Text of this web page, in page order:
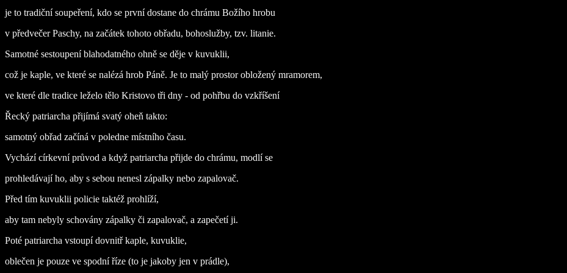
je to tradiční soupeření, kdo se první dostane do chrámu Božího hrobu
v předvečer Paschy, na začátek tohoto obřadu, bohoslužby, tzv. litanie.
Samotné sestoupení blahodatného ohně se děje v kuvuklii,
což je kaple, ve které se nalézá hrob Páně. Je to malý prostor obložený mramorem,
ve které dle tradice leželo tělo Kristovo tři dny - od pohřbu do vzkříšení
Řecký patriarcha přijímá svatý oheň takto:
samotný obřad začíná v poledne místního času.
Vychází církevní průvod a když patriarcha přijde do chrámu, modlí se
prohledávají ho, aby s sebou nenesl zápalky nebo zapalovač.
Před tím kuvuklii policie taktéž prohlíží,
aby tam nebyly schovány zápalky či zapalovač, a zapečetí ji.
Poté patriarcha vstoupí dovnitř kaple, kuvuklie,
oblečen je pouze ve spodní říze (to je jakoby jen v prádle),